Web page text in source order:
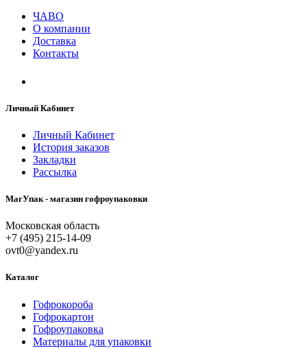
ЧАВО
О компании
Доставка
Контакты
Личный Кабинет
Личный Кабинет
История заказов
Закладки
Рассылка
МагУпак - магазин гофроупаковки
Московская область
+7 (495) 215-14-09
ovt0@yandex.ru
Каталог
Гофрокороба
Гофрокартон
Гофроупаковка
Материалы для упаковки